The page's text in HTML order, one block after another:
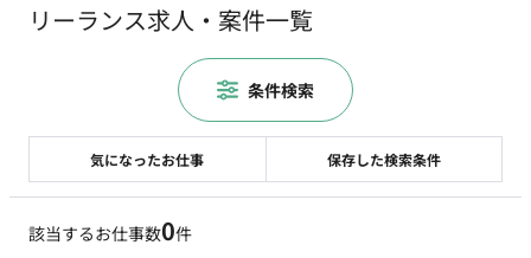
リーランス求人・案件一覧
該当するお仕事数0件
気になったお仕事 保存した検索条件
条件検索